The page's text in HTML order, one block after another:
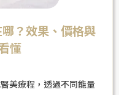
？效果、價格與
懂
美療程，透過不同能量